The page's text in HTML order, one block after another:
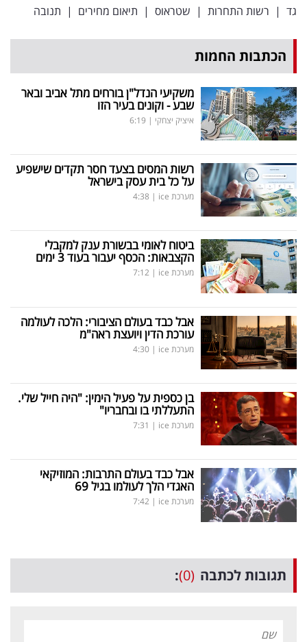
גד | רשות התחרות | שטראוס | תיאום מחירים | תנובה
הכתבות החמות
משקיעי הנדל"ן בורחים מתל אביב ובאר
שבע - וקונים בעיר הזו
איציק יצחקי |
6:19
רשות המסים בצעד חסר תקדים שישפיע
על כל בית עסק בישראל
מערכת ice |
4:38
ביטוח לאומי בבשורת ענק למקבלי
הקצבאות: הכסף יעבור בעוד 3 ימים
מערכת ice |
7:12
אבל כבד בעולם הציבורי: הלכה לעולמה
עורכת הדין ויועצת ראה"מ
מערכת ice |
4:30
בן כספית על פעיל הימין: "היה חייל שלי.
התעללתי בו ובחבריו"
מערכת ice |
7:31
אבל כבד בעולם התרבות: המוזיקאי
האגדי הלך לעולמו בגיל 69
מערכת ice |
7:42
תגובות לכתבה (0)
: